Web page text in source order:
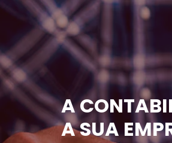
A
A SUA